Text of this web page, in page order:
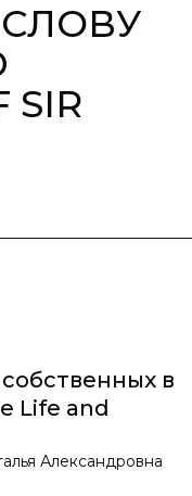
SIR
в
Life and
Александровна